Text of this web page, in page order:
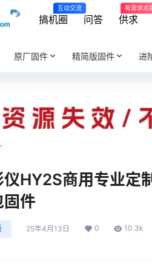
搞机圈
互动交流
问答 供求
有需求点
原厂固件 精简版固件 进
仪HY2S商用专业定
固件
25年4月13日 0 10.3k